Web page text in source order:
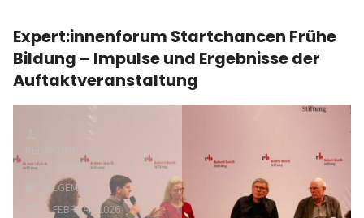
kann
gerecht
gesteuert
werden?"
Expert:innenforum Startchancen Frühe
Bildung – Impulse und Ergebnisse der
Auftaktveranstaltung
STARTCHANCEN-BLOGS
ALLGEMEIN
2. FEBRUAR 2026